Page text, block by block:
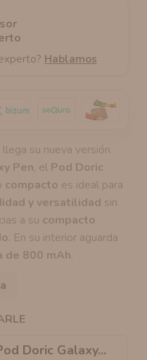
llega su nueva versión
Pen, el Pod Doric
compacto es ideal para
y versatilidad sin
a su compacto
. En su interior aguarda
de 800 mAh.
Doric Galaxy...
Hablamos